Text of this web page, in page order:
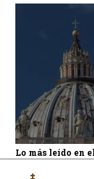
Lo más leído en